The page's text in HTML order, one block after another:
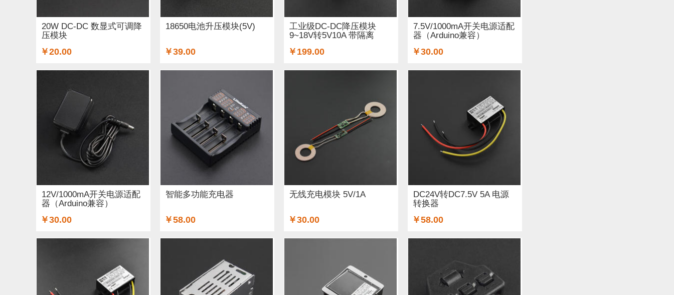
适配器和连接器 (26) 传感器 (6) 喇叭 (1) 光线&图像传感器 (34) 心愿单 (3) 套餐 (8) 书籍 (10)
二极管和三极管 (1) micro:bit 套件 (11) OLEDs (3) 其他扩展板 (3) WiFi (15)
步进电机 (4) 蓝牙 (3) 晶振 (1) 无刷电机 (1) 英伟达 (5) 音频 (13) 树莓派 (1) AI 人工智能 (1) 电子墨水 (2)
20W DC-DC 数显式可调降
压模块
￥20.00
18650电池升压模块(5V)
￥39.00
工业级DC-DC降压模块
9~18V转5V10A 带隔离
￥199.00
7.5V/1000mA开关电源适配
器（Arduino兼容）
￥30.00
12V/1000mA开关电源适配
器（Arduino兼容）
￥30.00
智能多功能充电器
￥58.00
无线充电模块 5V/1A
￥30.00
DC24V转DC7.5V 5A 电源
转换器
￥58.00